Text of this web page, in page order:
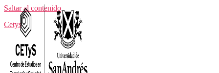
Saltar al contenido
Cetys